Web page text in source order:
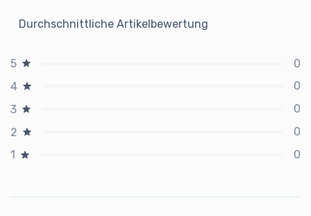
Durchschnittliche Artikelbewertung
5
0
4
0
3
0
2
0
1
0